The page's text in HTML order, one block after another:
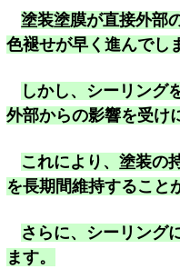
塗装塗膜が直接外部
色褪せが早く進んでし
しかし、シーリング
外部からの影響を受け
これにより、塗装の
を長期間維持すること
さらに、シーリング
ます。